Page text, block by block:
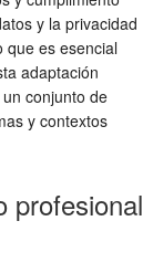
y la privacidad
que es esencial
adaptación
conjunto de
y contextos
profesional